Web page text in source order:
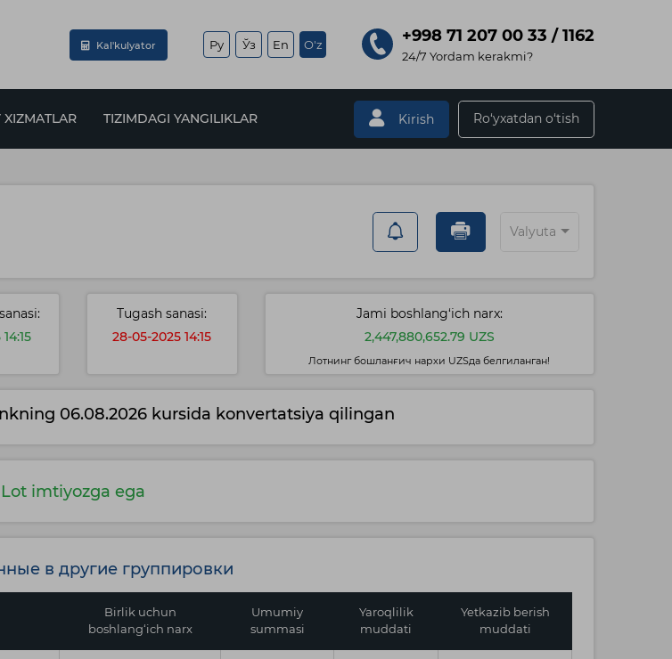
Kal'kulyator Ру Ўз En O'z +998 71 207 00 33 / 1162
24/7 Yordam kerakmi?
XIZMATLAR TIZIMDAGI YANGILIKLAR Kirish Ro‘yxatdan o‘tish
Valyuta
Tugash sanasi:
28-05-2025 14:15
Jami boshlang‘ich narx:
2,447,880,652.79 UZS
Лотнинг бошланғич нархи UZSда белгиланган!
06.08.2026 kursida konvertatsiya qilingan
Lot imtiyozga ega
в другие группировки
Birlik uchun
boshlang‘ich narx
Umumiy
summasi
Yaroqlilik
muddati
Yetkazib berish
muddati